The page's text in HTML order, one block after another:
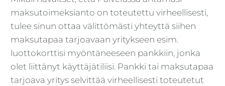
maksutoimeksianto on toteutettu virheellisesti,
tulee sinun ottaa välittömästi yhteyttä siihen
maksutapaa tarjoavaan yritykseen esim.
luottokorttisi myöntäneeseen pankkiin, jonka
olet liittänyt käyttäjätiliisi. Pankki tai maksutapaa
tarjoava yritys selvittää virheellisesti toteutetut